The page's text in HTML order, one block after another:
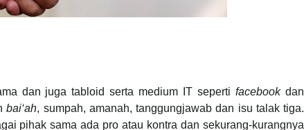
dan juga tabloid serta medium IT sepertifacebookdan
bai‘ah, sumpah, amanah, tanggungjawab dan isu talak tiga.
pihak sama ada pro atau kontra dan sekurang-kurangnya